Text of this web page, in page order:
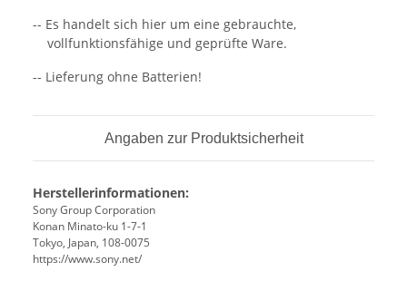
-- Es handelt sich hier um eine gebrauchte,
vollfunktionsfähige und geprüfte Ware.
-- Lieferung ohne Batterien!
Angaben zur Produktsicherheit
Herstellerinformationen:
Sony Group Corporation
Konan Minato-ku 1-7-1
Tokyo, Japan, 108-0075
https://www.sony.net/